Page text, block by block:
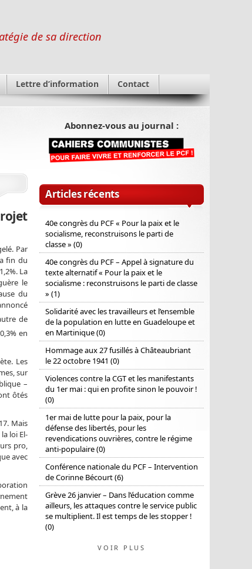
de sa direction
Lettre d’information Contact
Par
fin du
La
le
du
de
en
Les
sur
–
ôtés
Mais
loi El-
pro,
avec
à la
Abonnez-vous au journal :
Articles récents
40e congrès du PCF « Pour la paix et le
socialisme, reconstruisons le parti de
classe » (0)
40e congrès du PCF – Appel à signature du
texte alternatif « Pour la paix et le
socialisme : reconstruisons le parti de classe
» (1)
Solidarité avec les travailleurs et l’ensemble
de la population en lutte en Guadeloupe et
en Martinique (0)
Hommage aux 27 fusillés à Châteaubriant
le 22 octobre 1941 (0)
Violences contre la CGT et les manifestants
du 1er mai : qui en profite sinon le pouvoir !
(0)
1er mai de lutte pour la paix, pour la
défense des libertés, pour les
revendications ouvrières, contre le régime
anti-populaire (0)
Conférence nationale du PCF – Intervention
de Corinne Bécourt (6)
Grève 26 janvier – Dans l’éducation comme
ailleurs, les attaques contre le service public
se multiplient. Il est temps de les stopper !
(0)
VOIR PLUS